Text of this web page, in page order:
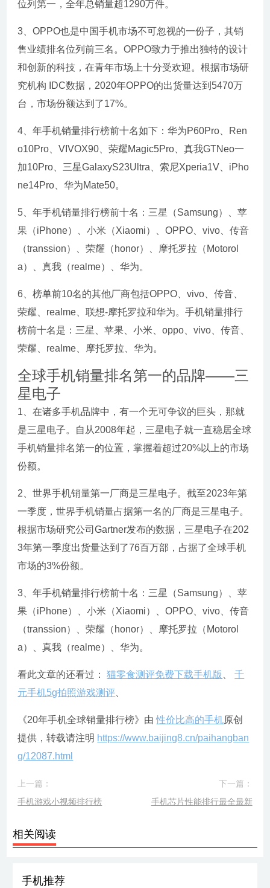
位列第一，全年总销量超1290万件。
3、OPPO也是中国手机市场不可忽视的一份子，其销
售业绩排名位列前三名。OPPO致力于推出独特的设计
和创新的科技，在青年市场上十分受欢迎。根据市场研
究机构 IDC数据，2020年OPPO的出货量达到5470万
台，市场份额达到了17%。
4、年手机销量排行榜前十名如下：华为P60Pro、Ren
o10Pro、VIVOX90、荣耀Magic5Pro、真我GTNeo一
加10Pro、三星GalaxyS23Ultra、索尼Xperia1V、iPho
ne14Pro、华为Mate50。
5、年手机销量排行榜前十名：三星（Samsung）、苹
果（iPhone）、小米（Xiaomi）、OPPO、vivo、传音
（transsion）、荣耀（honor）、摩托罗拉（Motorol
a）、真我（realme）、华为。
6、榜单前10名的其他厂商包括OPPO、vivo、传音、
荣耀、realme、联想-摩托罗拉和华为。手机销量排行
榜前十名是：三星、苹果、小米、oppo、vivo、传音、
荣耀、realme、摩托罗拉、华为。
全球手机销量排名第一的品牌——三
星电子
1、在诸多手机品牌中，有一个无可争议的巨头，那就
是三星电子。自从2008年起，三星电子就一直稳居全球
手机销量排名第一的位置，掌握着超过20%以上的市场
份额。
2、世界手机销量第一厂商是三星电子。截至2023年第
一季度，世界手机销量占据第一名的厂商是三星电子。
根据市场研究公司Gartner发布的数据，三星电子在202
3年第一季度出货量达到了76百万部，占据了全球手机
市场的3%份额。
3、年手机销量排行榜前十名：三星（Samsung）、苹
果（iPhone）、小米（Xiaomi）、OPPO、vivo、传音
（transsion）、荣耀（honor）、摩托罗拉（Motorol
a）、真我（realme）、华为。
看此文章的还看过：猫零食测评免费下载手机版 、千
元手机5g拍照游戏测评
《20年手机全球销量排行榜》由性价比高的手机原创
提供，转载请注明 https://www.baijing8.cn/paihangban
g/12087.html
上一篇：
手机游戏小视频排行榜
下一篇：
手机芯片性能排行最全最新
相关阅读
手机推荐